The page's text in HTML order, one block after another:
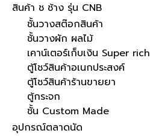
สินค้า ช ช้าง รุ่น CNB
ชั้นวางสต๊อกสินค้า
ชั้นวางผัก ผลไม้
เคาน์เตอร์เก็บเงิน Super rich
ตู้โชว์สินค้าอเนกประสงค์
ตู้โชว์สินค้าร้านขายยา
ตู้กระจก
ชั้น Custom Made
อุปกรณ์ตลาดนัด